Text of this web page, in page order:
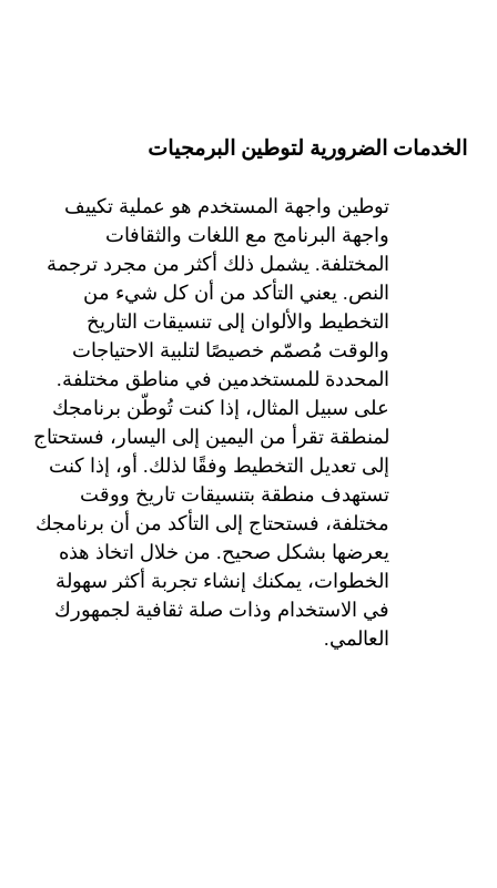
ما هي فوائد خدمات توطين
البرمجيات لمنتجات البرمجيات؟
الخدمات الضرورية لتوطين البرمجيات
توطين واجهة المستخدم هو عملية تكييف
واجهة البرنامج مع اللغات والثقافات
المختلفة. يشمل ذلك أكثر من مجرد ترجمة
النص. يعني التأكد من أن كل شيء من
التخطيط والألوان إلى تنسيقات التاريخ
والوقت مُصمّم خصيصًا لتلبية الاحتياجات
المحددة للمستخدمين في مناطق مختلفة.
على سبيل المثال، إذا كنت تُوطّن برنامجك
لمنطقة تقرأ من اليمين إلى اليسار، فستحتاج
إلى تعديل التخطيط وفقًا لذلك. أو، إذا كنت
تستهدف منطقة بتنسيقات تاريخ ووقت
مختلفة، فستحتاج إلى التأكد من أن برنامجك
يعرضها بشكل صحيح. من خلال اتخاذ هذه
الخطوات، يمكنك إنشاء تجربة أكثر سهولة
في الاستخدام وذات صلة ثقافية لجمهورك
العالمي.